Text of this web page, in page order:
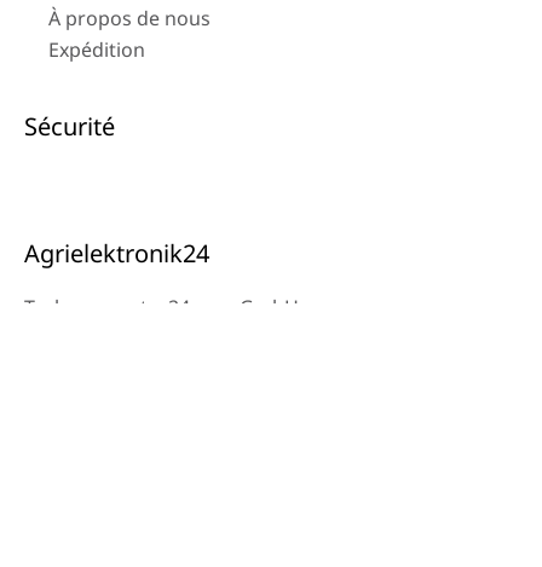
À propos de nous
Expédition
Sécurité
Agrielektronik24
Tachoreparatur24.com GmbH